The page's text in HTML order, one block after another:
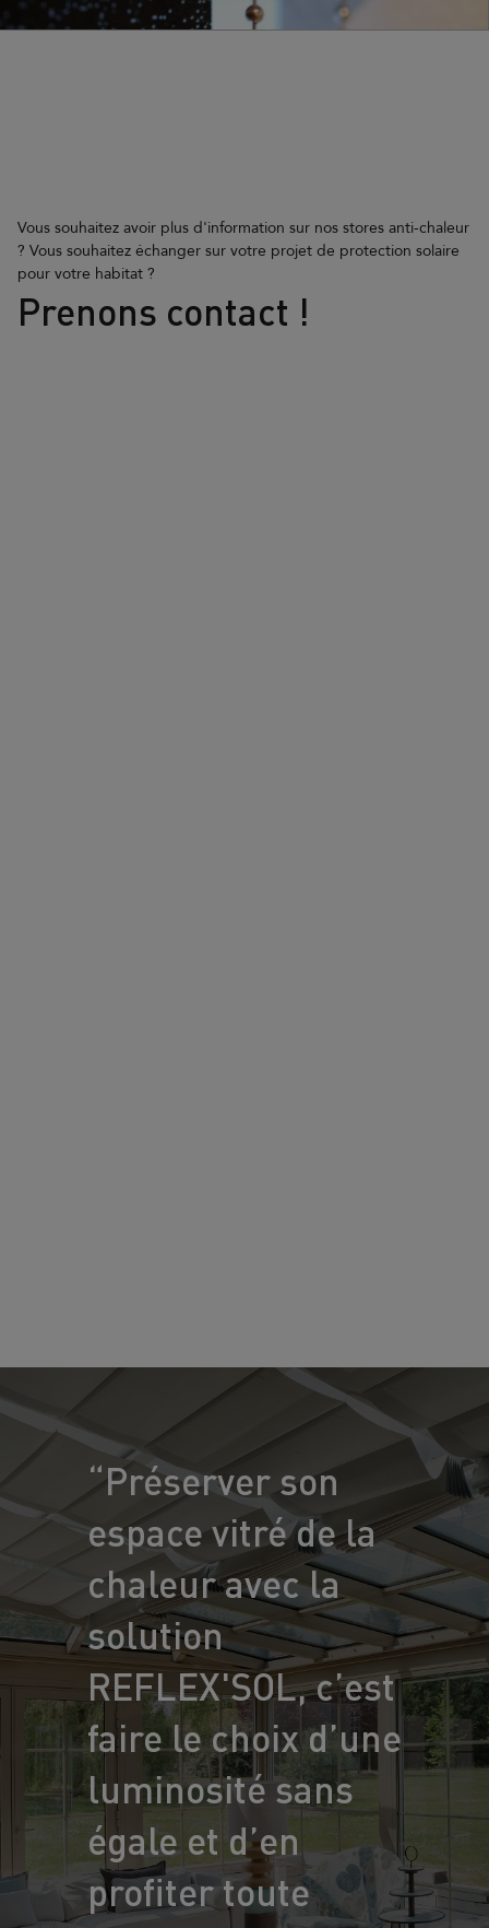
Vous souhaitez avoir plus d'information sur nos stores anti-chaleur
? Vous souhaitez échanger sur votre projet de protection solaire
pour votre habitat ?
Prenons contact !
“Préserver son
espace vitré de la
chaleur avec la
solution
REFLEX'SOL, c’est
faire le choix d’une
luminosité sans
égale et d’en
profiter toute